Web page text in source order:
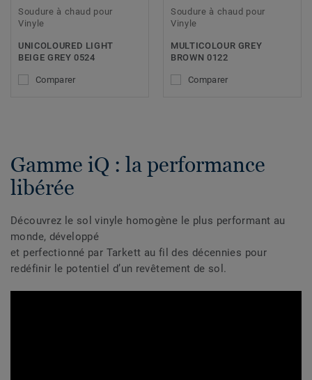
Soudure à chaud pour
Vinyle
UNICOLOURED LIGHT
BEIGE GREY 0524
Comparer
Soudure à chaud pour
Vinyle
MULTICOLOUR GREY
BROWN 0122
Comparer
Gamme iQ : la performance
libérée
Découvrez le sol vinyle homogène le plus performant au
monde, développé
et perfectionné par Tarkett au fil des décennies pour
redéfinir le potentiel d’un revêtement de sol.